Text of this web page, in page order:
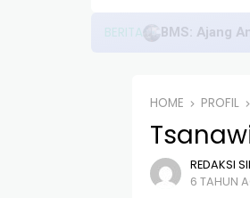
BERITA Direktur ACS
HOME PROFIL
REDAKSI
6 TAHUN